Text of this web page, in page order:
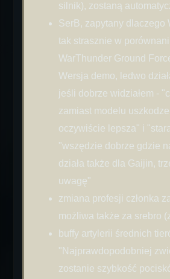
silnik), zostaną
SerB, zapytany dlaczego
tak strasznie w
WarThunder Ground
Wersja demo, ledwo
jeśli dobrze widziałem -
zamiast modelu
oczywiście lepsza" i
"wszędzie dobrze gdzie
działa także dla Gaijin,
uwagę"
zmiana profesji członka
możliwa także za srebro
buffy artylerii średnich
"Najprawdopodobniej
zostanie szybkość